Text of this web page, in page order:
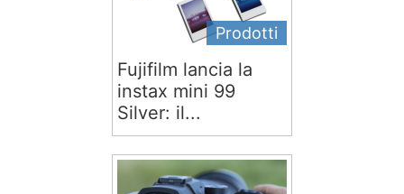
Prodotti
Fujifilm lancia la
instax mini 99
Silver: il...